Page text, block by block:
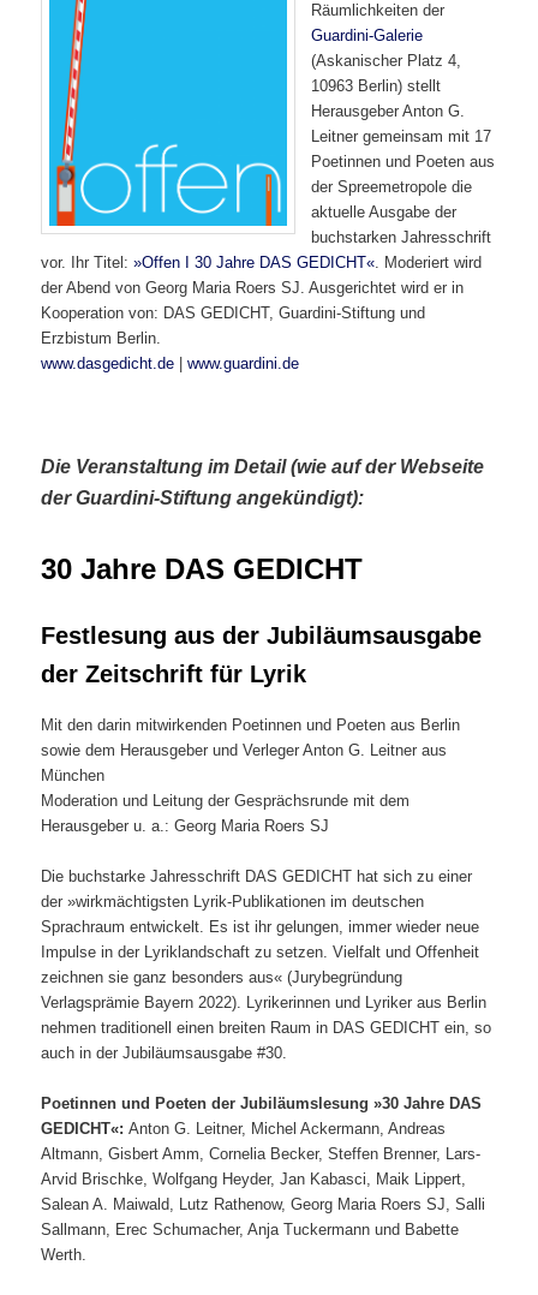
Räumlichkeiten der
Guardini-Galerie
(Askanischer Platz 4,
10963 Berlin) stellt
Herausgeber Anton G.
Leitner gemeinsam mit 17
Poetinnen und Poeten aus
der Spreemetropole die
aktuelle Ausgabe der
buchstarken Jahresschrift
vor. Ihr Titel:»Offen I 30 Jahre DAS GEDICHT«. Moderiert wird
der Abend von Georg Maria Roers SJ. Ausgerichtet wird er in
Kooperation von: DAS GEDICHT, Guardini-Stiftung und
Erzbistum Berlin.
www.dasgedicht.de |www.guardini.de
Die Veranstaltung im Detail (wie auf der Webseite
der Guardini-Stiftung angekündigt):
30 Jahre DAS GEDICHT
Festlesung aus der Jubiläumsausgabe
der Zeitschrift für Lyrik
Mit den darin mitwirkenden Poetinnen und Poeten aus Berlin
sowie dem Herausgeber und Verleger Anton G. Leitner aus
München
Moderation und Leitung der Gesprächsrunde mit dem
Herausgeber u. a.: Georg Maria Roers SJ
Die buchstarke Jahresschrift DAS GEDICHT hat sich zu einer
der »wirkmächtigsten Lyrik-Publikationen im deutschen
Sprachraum entwickelt. Es ist ihr gelungen, immer wieder neue
Impulse in der Lyriklandschaft zu setzen. Vielfalt und Offenheit
zeichnen sie ganz besonders aus« (Jurybegründung
Verlagsprämie Bayern 2022). Lyrikerinnen und Lyriker aus Berlin
nehmen traditionell einen breiten Raum in DAS GEDICHT ein, so
auch in der Jubiläumsausgabe #30.
Poetinnen und Poeten der Jubiläumslesung »30 Jahre DAS
GEDICHT«:Anton G. Leitner, Michel Ackermann, Andreas
Altmann, Gisbert Amm, Cornelia Becker, Steffen Brenner, Lars-
Arvid Brischke, Wolfgang Heyder, Jan Kabasci, Maik Lippert,
Salean A. Maiwald, Lutz Rathenow, Georg Maria Roers SJ, Salli
Sallmann, Erec Schumacher, Anja Tuckermann und Babette
Werth.